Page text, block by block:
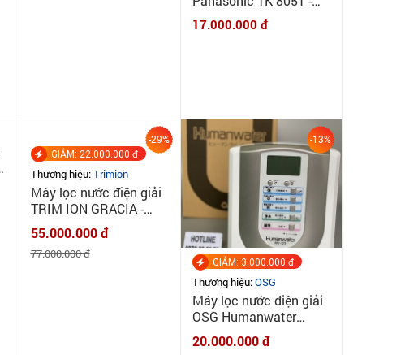
New 100%
17.000.000 đ
-29%
GIẢM: 22.000.000 đ
Thương hiệu:Trimion
Máy lọc nước điện giải
TRIM ION GRACIA -
Máy tạo ion kiềm TRIM
ION GRACIA CHÍNH
HÃNG NIHON TRIM
55.000.000 đ
77.000.000 đ
-13%
GIẢM: 3.000.000 đ
Thương hiệu:OSG
Máy lọc nước điện giải
OSG Humanwater
Hu121 New 100%
|MINHQUANHOME|
20.000.000 đ